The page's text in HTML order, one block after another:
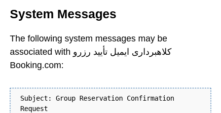
System Messages
The following system messages may be
associated with کلاهبرداری ایمیل تأیید رزرو
Booking.com:
Subject: Group Reservation Confirmation
Request